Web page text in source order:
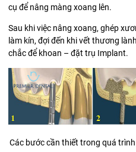
cụ để nâng màng xoang lên.
Sau khi việc nâng xoang, ghép
làm kín, đợi đến khi vết thương
chắc để khoan – đặt trụ Implant.
Các bước cần thiết trong quá